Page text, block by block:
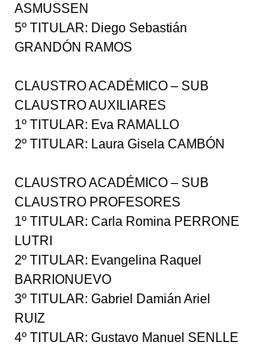
ASMUSSEN
5º TITULAR: Diego Sebastián
GRANDÓN RAMOS
CLAUSTRO ACADÉMICO – SUB
CLAUSTRO AUXILIARES
1º TITULAR: Eva RAMALLO
2º TITULAR: Laura Gisela CAMBÓN
CLAUSTRO ACADÉMICO – SUB
CLAUSTRO PROFESORES
1º TITULAR: Carla Romina PERRONE
LUTRI
2º TITULAR: Evangelina Raquel
BARRIONUEVO
3º TITULAR: Gabriel Damián Ariel
RUIZ
4º TITULAR: Gustavo Manuel SENLLE